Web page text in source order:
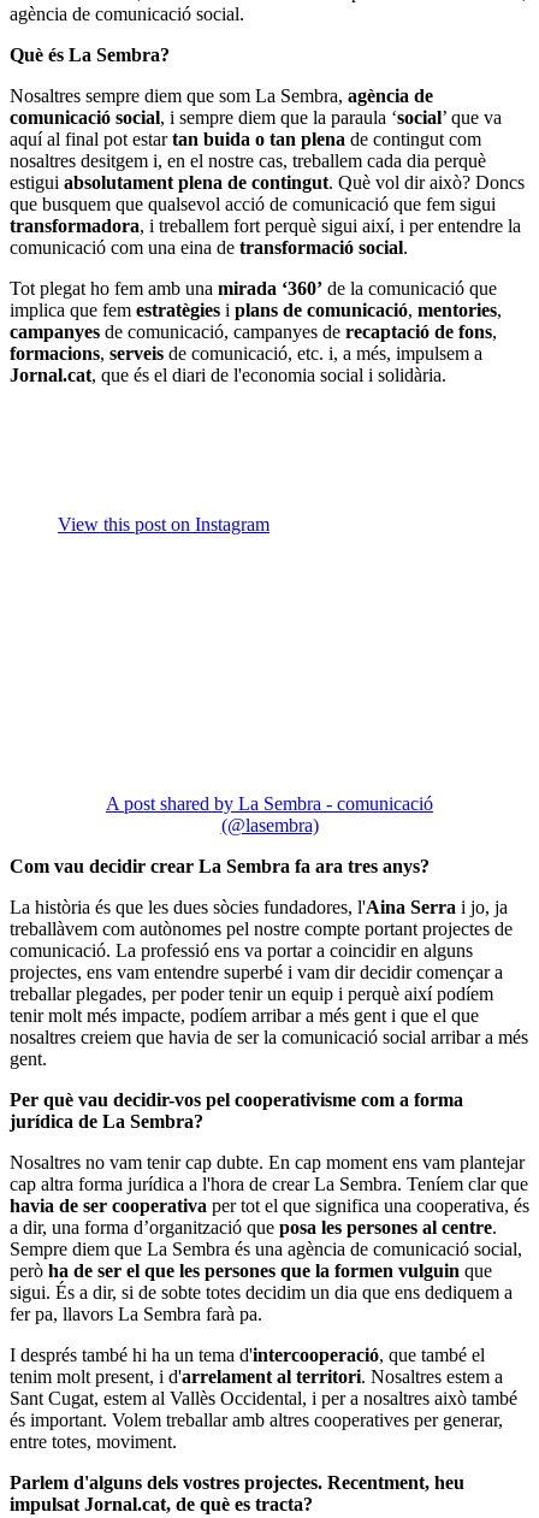
agència de comunicació social.
Què és La Sembra?
Nosaltres sempre diem que som La Sembra, agència de
comunicació social, i sempre diem que la paraula ‘social’ que va
aquí al final pot estartan buida o tan plena de contingut com
nosaltres desitgem i, en el nostre cas, treballem cada dia perquè
estigui absolutament plena de contingut. Què vol dir això? Doncs
que busquem que qualsevol acció de comunicació que fem sigui
transformadora, i treballem fort perquè sigui així, i per entendre la
comunicació com una eina de transformació social.
Tot plegat ho fem amb una mirada ‘360’ de la comunicació que
implica que fem estratègies i plans de comunicació, mentories,
campanyes de comunicació, campanyes de recaptació de fons,
formacions, serveis de comunicació, etc. i, a més, impulsem a
Jornal.cat, que és el diari de l'economia social i solidària.
View this post on Instagram
A post shared by La Sembra - comunicació
(@lasembra)
Com vau decidir crear La Sembra fa ara tres anys?
La història és que les dues sòcies fundadores, l'Aina Serra i jo, ja
treballàvem com autònomes pel nostre compte portant projectes de
comunicació. La professió ens va portar a coincidir en alguns
projectes, ens vam entendre superbé i vam dir decidir començar a
treballar plegades, per poder tenir un equip i perquè així podíem
tenir molt més impacte, podíem arribar a més gent i que el que
nosaltres creiem que havia de ser la comunicació social arribar a més
gent.
Per què vau decidir-vos pel cooperativisme com a forma
jurídica de La Sembra?
Nosaltres no vam tenir cap dubte. En cap moment ens vam plantejar
cap altra forma jurídica a l'hora de crear La Sembra. Teníem clar que
havia de ser cooperativa per tot el que significa una cooperativa, és
a dir, una forma d’organització que posa les persones al centre.
Sempre diem que La Sembra és una agència de comunicació social,
però ha de ser el que les persones que la formen vulguin que
sigui. És a dir, si de sobte totes decidim un dia que ens dediquem a
fer pa, llavors La Sembra farà pa.
I després també hi ha un tema d'intercooperació, que també el
tenim molt present, i d'arrelament al territori. Nosaltres estem a
Sant Cugat, estem al Vallès Occidental, i per a nosaltres això també
és important. Volem treballar amb altres cooperatives per generar,
entre totes, moviment.
Parlem d'alguns dels vostres projectes. Recentment, heu
impulsat Jornal.cat, de què es tracta?